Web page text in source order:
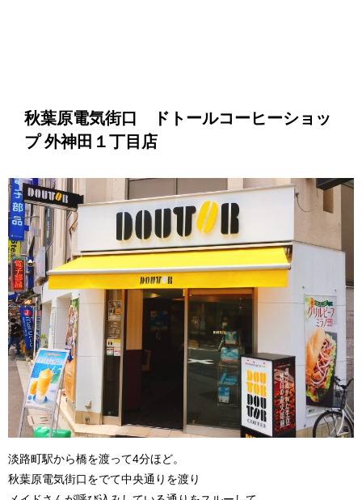
秋葉原電気街口 ドトールコーヒーショッ
プ 外神田１丁目店
淡路町駅から橋を渡って4分ほど。
秋葉原電気街口をでて中央通りを渡り